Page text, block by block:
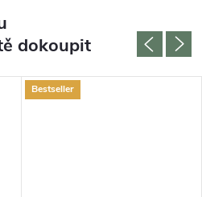
dokoupit
Bestseller